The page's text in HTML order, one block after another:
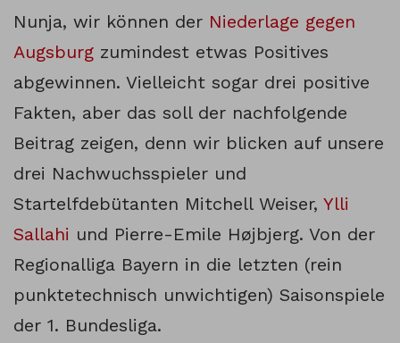
Nunja, wir können der Niederlage gegen
Augsburg zumindest etwas Positives
abgewinnen. Vielleicht sogar drei positive
Fakten, aber das soll der nachfolgende
Beitrag zeigen, denn wir blicken auf unsere
drei Nachwuchsspieler und
Startelfdebütanten Mitchell Weiser, Ylli
Sallahi und Pierre-Emile Højbjerg. Von der
Regionalliga Bayern in die letzten (rein
punktetechnisch unwichtigen) Saisonspiele
der 1. Bundesliga.